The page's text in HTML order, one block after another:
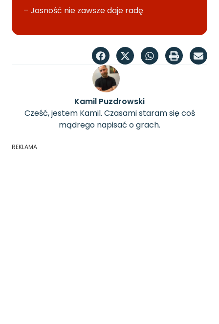
– Jasność nie zawsze daje radę
Kamil Puzdrowski
Cześć, jestem Kamil. Czasami staram się coś
mądrego napisać o grach.
REKLAMA